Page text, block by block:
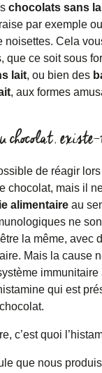
chocolats sans
par exemple
noisettes. Cela
que ce soit sous
lait, ou bien des
, aux formes
chocolat,
de réagir
chocolat, mais il
alimentaire au
ne
la même, avec
Mais la cause
immunitaire
qui est
c’est quoi
que nous